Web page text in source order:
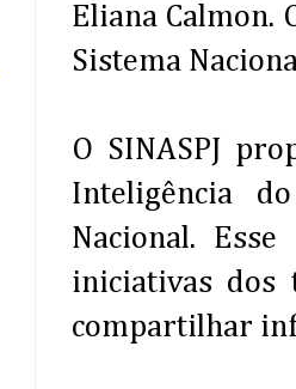
Eliana Calmon.
Sistema
O SINASPJ
Inteligência
Nacional.
iniciativas dos
compartilhar